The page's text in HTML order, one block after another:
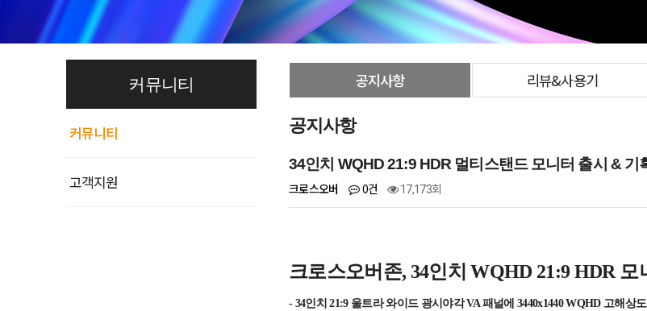
커뮤니티
커뮤니티
고객지원
공지사항 리뷰&사용기
공지사항
34인치 WQHD 21:9 HDR 멀티스탠드 모니터 출시 & 기
크로스오버 0건 17,173회
크로스오버존, 34인치 WQHD 21:9 HDR 모
- 34인치 21:9 울트라 와이드 광시야각 VA 패널에 3440x1440 WQHD 고해상